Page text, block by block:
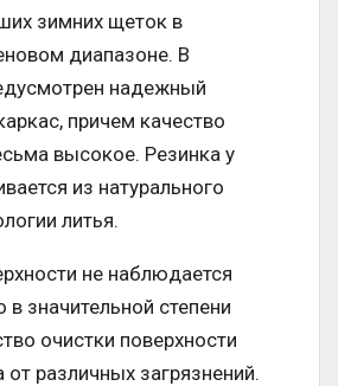
зимних щеток в
диапазоне. В
надежный
причем качество
высокое. Резинка у
из натурального
литья.
не наблюдается
в значительной степени
очистки поверхности
от различных загрязнений.